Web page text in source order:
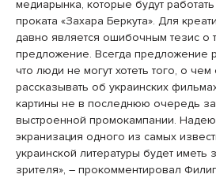
медиарынка, которые будут
проката «Захара Беркута». Для
давно является ошибочным тезис о
предложение. Всегда предложение
что люди не могут хотеть того, о
рассказывать об украинских
картины не в последнюю очередь
выстроенной промокампании.
экранизация одного из самых
украинской литературы будет иметь
зрителя», – прокомментировал